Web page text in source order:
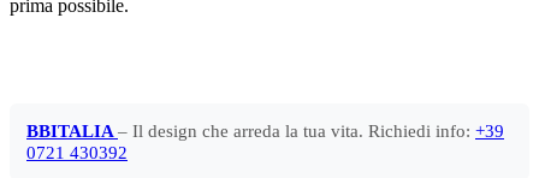
prima possibile.
BBITALIA – Il design che arreda la tua vita. Richiedi info: +39
0721 430392